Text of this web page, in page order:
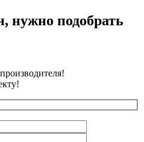
нужно подобрать